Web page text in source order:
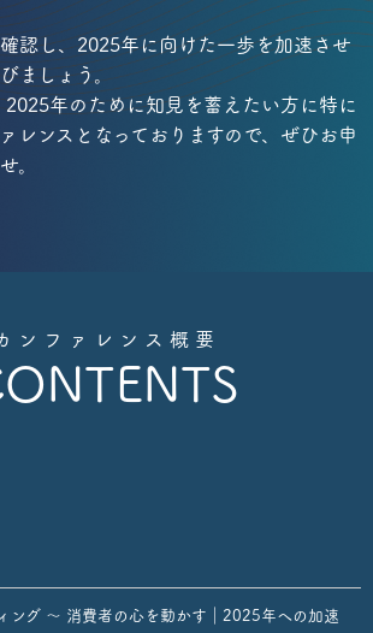
認し、2025年に向けた一歩を加速させ
ましょう。
年のために知見を蓄えたい方に特に
レンスとなっておりますので、ぜひお申
。
ン フ ァ レ ン ス 概 要
ング 〜 消費者の心を動かす｜2025年への加速